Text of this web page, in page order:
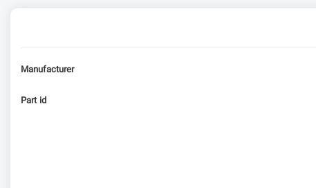
Manufacturer
Part id